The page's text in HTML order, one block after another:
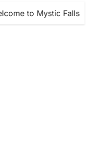
to Mystic Falls